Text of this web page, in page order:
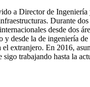
a Director de Ingeniería
Durante
desde dos
y desde la de ingeniería
el extranjero. En 2016,
sigo trabajando hasta la